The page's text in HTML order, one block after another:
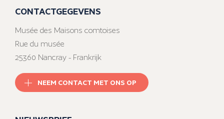
CONTACTGEGEVENS
Musée des Maisons comtoises
Rue du musée
25360 Nancray - Frankrijk
NEEM CONTACT MET ONS OP